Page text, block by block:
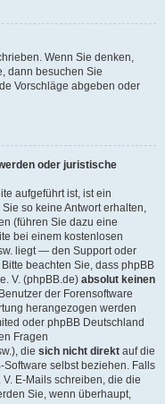
Wenn Sie denken,
dann besuchen Sie
Vorschläge abgeben oder
oder juristische
aufgeführt ist, ist ein
so keine Antwort erhalten,
(führen Sie dazu eine
bei einem kostenlosen
liegt — den Support oder
beachten Sie, dass phpBB
V. (phpBB.de) absolut keinen
der Forensoftware
herangezogen werden
oder phpBB Deutschland
Fragen
die sich nicht direkt auf die
selbst beziehen. Falls
E-Mails schreiben, die die
Sie, wenn überhaupt,